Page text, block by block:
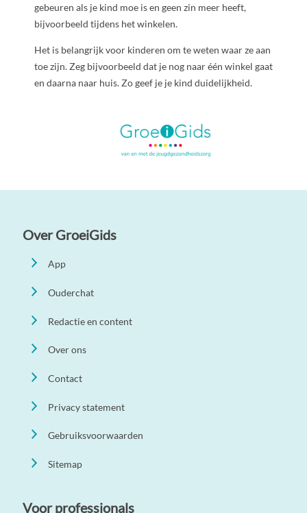
gebeuren als je kind moe is en geen zin meer heeft,
bijvoorbeeld tijdens het winkelen.
Het is belangrijk voor kinderen om te weten waar ze aan
toe zijn. Zeg bijvoorbeeld dat je nog naar één winkel gaat
en daarna naar huis. Zo geef je je kind duidelijkheid.
Over GroeiGids
App
Ouderchat
Redactie en content
Over ons
Contact
Privacy statement
Gebruiksvoorwaarden
Sitemap
Voor professionals